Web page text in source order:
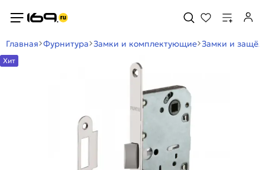
Главная Фурнитура Замки и комплектующие Замки и
Хит